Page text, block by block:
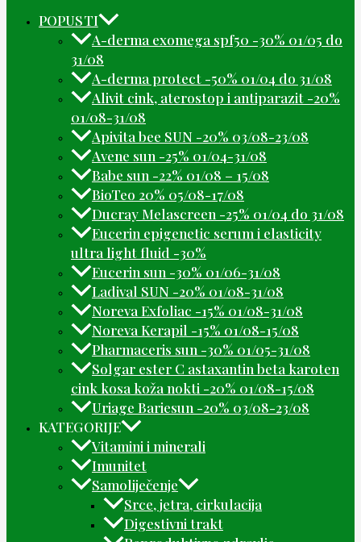
POPUSTI
A-derma exomega spf50 -30% 01/05 do
31/08
A-derma protect -50% 01/04 do 31/08
Alivit cink, aterostop i antiparazit -20%
01/08-31/08
Apivita bee SUN -20% 03/08-23/08
Avene sun -25% 01/04-31/08
Babe sun -22% 01/08 – 15/08
BioTeo 20% 05/08-17/08
Ducray Melascreen -25% 01/04 do 31/08
Eucerin epigenetic serum i elasticity
ultra light fluid -30%
Eucerin sun -30% 01/06-31/08
Ladival SUN -20% 01/08-31/08
Noreva Exfoliac -15% 01/08-31/08
Noreva Kerapil -15% 01/08-15/08
Pharmaceris sun -30% 01/05-31/08
Solgar ester C astaxantin beta karoten
cink kosa koža nokti -20% 01/08-15/08
Uriage Bariesun -20% 03/08-23/08
KATEGORIJE
Vitamini i minerali
Imunitet
Samoliječenje
Srce, jetra, cirkulacija
Digestivni trakt